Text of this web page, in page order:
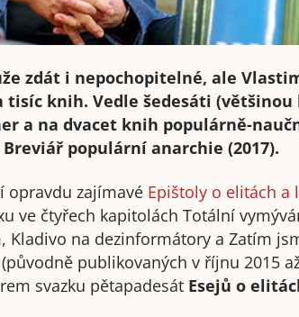
zdát i nepochopitelné, ale
knih. Vedle šedesáti
a na dvacet knih populárně-
populární anarchie (2017).
opravdu zajímavé Epištoly o elitách a
ve čtyřech kapitolách Totální
Kladivo na dezinformátory a Zatím
publikovaných v říjnu 2015
svazku pětapadesát Esejů o